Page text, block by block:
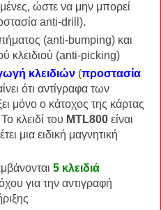
ώστε να μην μπορεί
anti-drill).
(anti-bumping) και
κλειδιού (anti-picking)
κλειδιών (προστασία
ότι αντίγραφα των
μόνο ο κάτοχος της κάρτας
κλειδί του MTL800 είναι
μια ειδική μαγνητική
5 κλειδιά
για την αντιγραφή